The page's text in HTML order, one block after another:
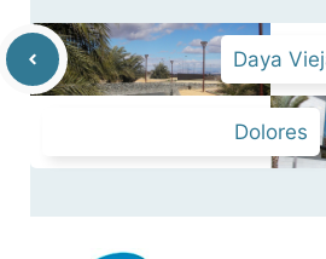
Daya
Dolores